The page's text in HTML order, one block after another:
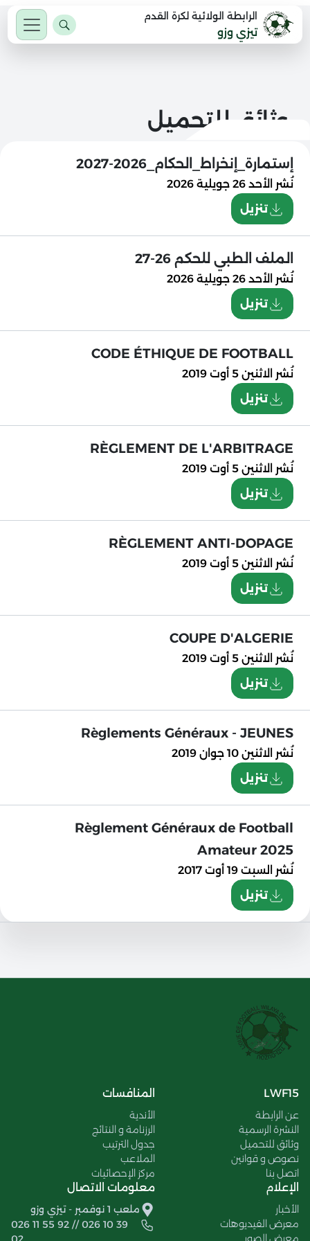
الرابطة الولائية لكرة القدم
تيزي وزو
وثائق للتحميل
إستمارة_إنخراط_الحكام_2026-2027
نُشر الأحد 26 جويلية 2026
تنزيل
الملف الطبي للحكم 26-27
نُشر الأحد 26 جويلية 2026
تنزيل
CODE ÉTHIQUE DE FOOTBALL
نُشر الاثنين 5 أوت 2019
تنزيل
RÈGLEMENT DE L'ARBITRAGE
نُشر الاثنين 5 أوت 2019
تنزيل
RÈGLEMENT ANTI-DOPAGE
نُشر الاثنين 5 أوت 2019
تنزيل
COUPE D'ALGERIE
نُشر الاثنين 5 أوت 2019
تنزيل
Règlements Généraux - JEUNES
نُشر الاثنين 10 جوان 2019
تنزيل
Règlement Généraux de Football
Amateur 2025
نُشر
السبت 19 أوت 2017
تنزيل
LWF15
عن الرابطة
النشرة الرسمية
وثائق للتحميل
نصوص و قوانين
اتصل بنا
المنافسات
الأندية
الرزنامة و النتائج
جدول الترتيب
الملاعب
مركز الإحصائيات
الإعلام
الأخبار
معرض الفيديوهات
معرض الصور
معلومات الاتصال
ملعب 1 نوفمبر - تيزي وزو
026 11 55 92 // 026 10 39